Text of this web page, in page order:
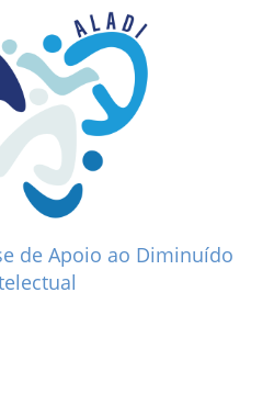
de Apoio ao Diminuído